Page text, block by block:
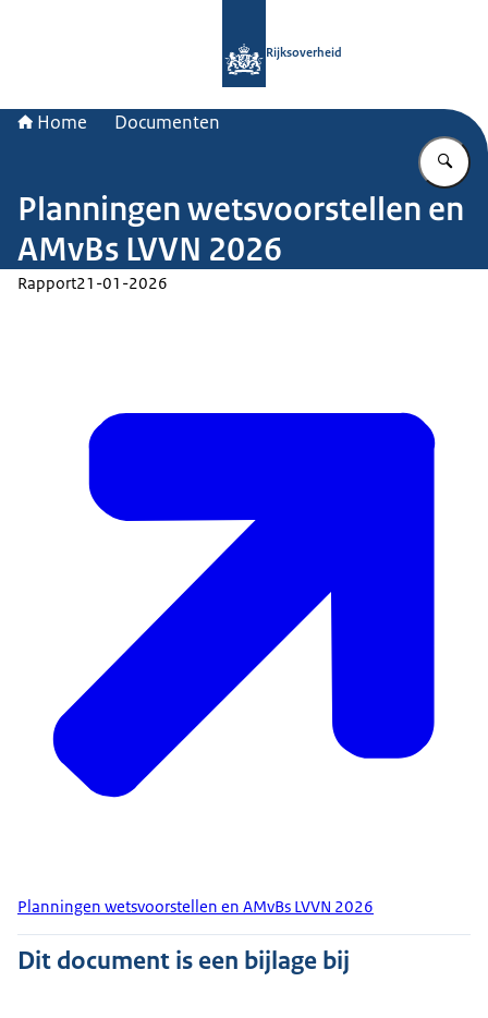
Rijksoverheid
Home Documenten
Planningen wetsvoorstellen en
AMvBs LVVN 2026
Rapport21-01-2026
Planningen wetsvoorstellen en AMvBs LVVN 2026
Dit document is een bijlage bij